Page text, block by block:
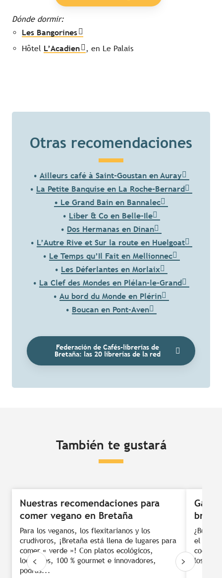
Dónde dormir:
Les Bangorines
Hôtel L’Acadien , en Le Palais
Otras recomendaciones
• Ailleurs café à Saint-Goustan en Auray
• La Petite Banquise en La Roche-Bernard
• Le Grand Bain en Bannalec
• Liber & Co en Belle-Ile
• Dos Hermanas en Dinan
• L’Autre Rive et Sur la route en Huelgoat
• Le Temps qu’Il Fait en Mellionnec
• Les Déferlantes en Morlaix
• La Clef des Mondes en Plélan-le-Grand
• Au bord du Monde en Plérin
• Boucan en Pont-Aven
Federación de Cafés-librerías de
Bretaña: las 20 librerías de la red
También te gustará
Nuestras recomendaciones para
comer vegano en Bretaña
Para los veganos, los flexitarianos y los
crudívoros, ¡Bretaña está llena de lugares para
comer « verde »! Con platos ecológicos,
locavores, 100 % gourmet e innovadores,
podrás...
el
cocinas
los